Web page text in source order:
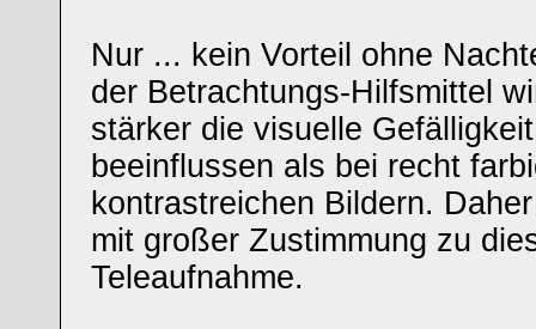
Nur ... kein Vorteil ohne
der Betrachtungs-Hilfsmittel
stärker die visuelle
beeinflussen als bei recht
kontrastreichen Bildern.
mit großer Zustimmung zu
Teleaufnahme.